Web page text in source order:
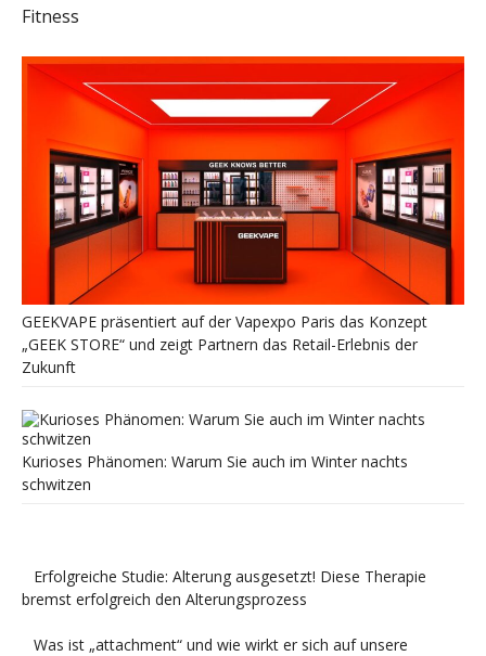
Fitness
GEEKVAPE präsentiert auf der Vapexpo Paris das Konzept
„GEEK STORE“ und zeigt Partnern das Retail-Erlebnis der
Zukunft
Kurioses Phänomen: Warum Sie auch im Winter nachts
schwitzen
Erfolgreiche Studie: Alterung ausgesetzt! Diese Therapie
bremst erfolgreich den Alterungsprozess
Was ist „attachment“ und wie wirkt er sich auf unsere